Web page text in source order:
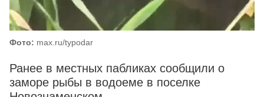
Фото: max.ru/typodar
Ранее в местных пабликах сообщили о
заморе рыбы в водоеме в поселке